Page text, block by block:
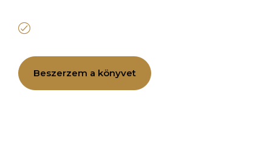
Beszerzem a könyvet